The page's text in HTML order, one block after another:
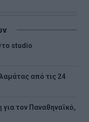
studio
από τις 24
για τον Παναθηναϊκό,